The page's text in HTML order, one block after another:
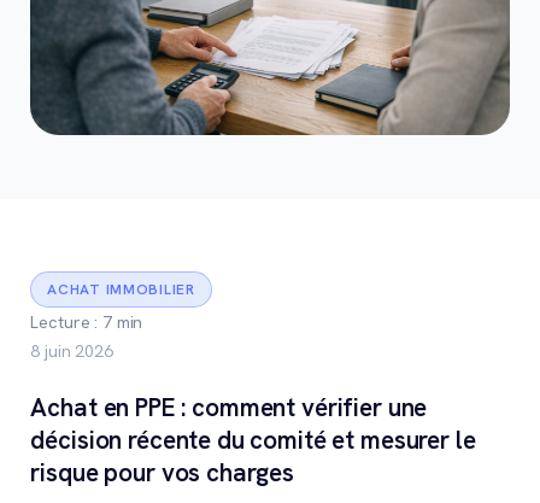
ACHAT IMMOBILIER
Lecture : 7 min
8 juin 2026
Achat en PPE : comment vérifier une
décision récente du comité et mesurer le
risque pour vos charges